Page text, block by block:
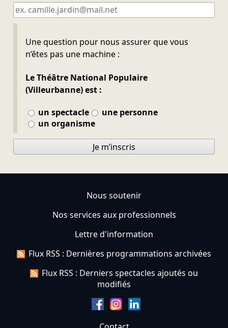
Une question pour nous assurer que vous
n’êtes pas une machine :
Le Théâtre National Populaire
(Villeurbanne) est :
un spectacle
une personne
un organisme
Ne pas remplir
Je m’inscris
Nous soutenir
Nos services aux professionnels
Lettre d'information
Flux RSS : Dernières programmations archivées
Flux RSS : Derniers spectacles ajoutés ou
modifiés